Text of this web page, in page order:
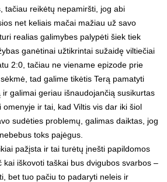
tačiau reikėtų nepamiršti, jog abi
net keliais mačai mažiau už savo
realias galimybes palypėti šiek tiek
ganėtinai užtikrintai sužaidę viltiečiai
2:0, tačiau ne viename epizode prie
tad galime tikėtis Terą pamatyti
galimai geriau išnaudojančią susikurtas
ir tai, kad Viltis vis dar iki šiol
sudėties problemų, galimas daiktas, jog
toks pajėgus.
pažįsta ir tai turėtų įnešti papildomos
kai iškovoti taškai bus dvigubos svarbos –
bet tuo pačiu to padaryti neleis ir